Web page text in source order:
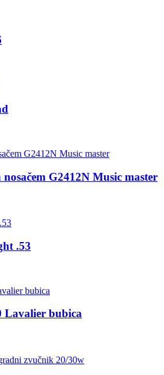
G2412N Music master
.53
Lavalier bubica